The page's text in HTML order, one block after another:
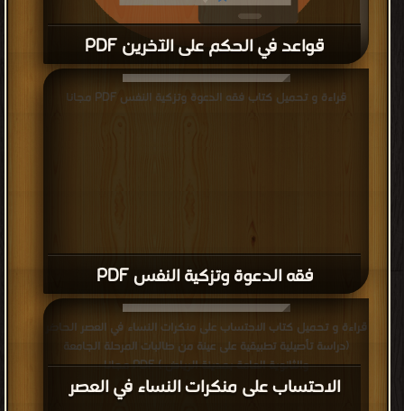
قواعد في الحكم على الآخرين PDF
قراءة و تحميل كتاب قواعد في الحكم على الآخرين PDF مجانا
فقه الدعوة وتزكية النفس PDF
قراءة و تحميل كتاب فقه الدعوة وتزكية النفس PDF مجانا
الاحتساب على منكرات النساء في العصر
قراءة و تحميل كتاب الاحتساب على منكرات النساء في العصر الحاضر
(دراسة تأصيلية تطبيقية على عينة من طالبات المرحلة الجامعة
والثانوية العامة بمدينة الرياض ) PDF مجانا